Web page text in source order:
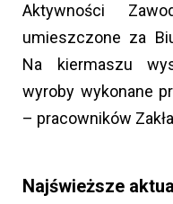
Aktywności
umieszczone za
Na kiermaszu
wyroby wykonane
– pracowników
Najświeższe